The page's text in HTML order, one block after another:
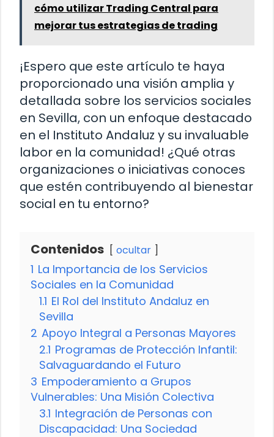
cómo utilizar Trading Central para
mejorar tus estrategias de trading
¡Espero que este artículo te haya
proporcionado una visión amplia y
detallada sobre los servicios sociales
en Sevilla, con un enfoque destacado
en el Instituto Andaluz y su invaluable
labor en la comunidad! ¿Qué otras
organizaciones o iniciativas conoces
que estén contribuyendo al bienestar
social en tu entorno?
Contenidos ocultar
1 La Importancia de los Servicios
Sociales en la Comunidad
1.1 El Rol del Instituto Andaluz en
Sevilla
2 Apoyo Integral a Personas Mayores
2.1 Programas de Protección Infantil:
Salvaguardando el Futuro
3 Empoderamiento a Grupos
Vulnerables: Una Misión Colectiva
3.1 Integración de Personas con
Discapacidad: Una Sociedad